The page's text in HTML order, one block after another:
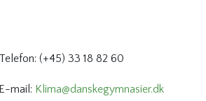
Telefon: (+45) 33 18 82 60
E-mail: Klima@danskegymnasier.dk